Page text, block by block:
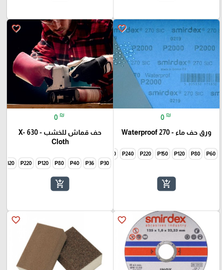
favorite_border
0 ₪
ورق حف ماء - 270 Waterproof
P60
P80
P120
P150
P220
P240
P280
add_shopping_cart
favorite_border
0 ₪
حف قماش للخشب - 630 X-
Cloth
P30
P36
P40
P80
P120
P220
P320
add_shopping_cart
favorite_border
favorite_border